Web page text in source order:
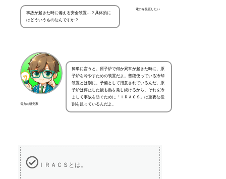
電力を見直したい
事故が起きた時に備える安全装置…？具体的に
はどういうものなんですか？
電力の研究家
簡単に言うと、原子炉で何か異常が起きた時に、原
子炉を冷やすための装置だよ。普段使っている冷却
装置とは別に、予備として用意されているんだ。原
子炉は停止した後も熱を発し続けるから、それを冷
まして事故を防ぐために「ＩＲＡＣＳ」は重要な役
割を担っているんだよ。
ＩＲＡＣＳとは。